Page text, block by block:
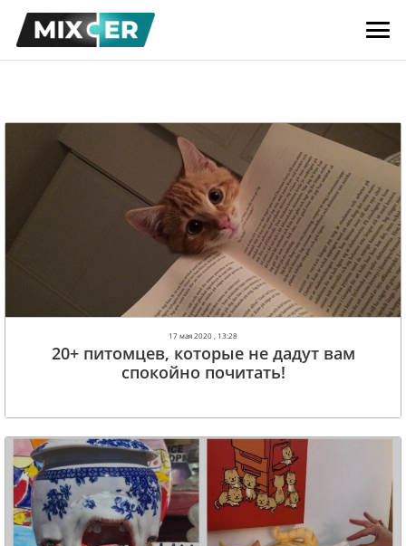
17 мая 2020 , 13:28
20+ питомцев, которые не дадут вам
спокойно почитать!